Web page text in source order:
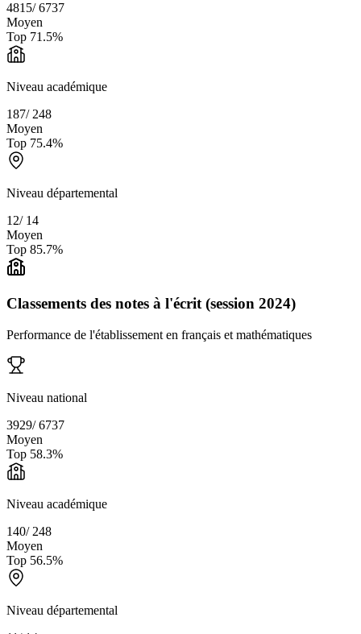
4815/6737
Moyen
Top 71.5%
Niveau académique
187/ 248
Moyen
Top 75.4%
Niveau départemental
12/ 14
Moyen
Top 85.7%
Classements des notes à l'écrit (session 2024)
Performance de l'établissement en français et mathématiques
Niveau national
3929/6737
Moyen
Top 58.3%
Niveau académique
140/ 248
Moyen
Top 56.5%
Niveau départemental